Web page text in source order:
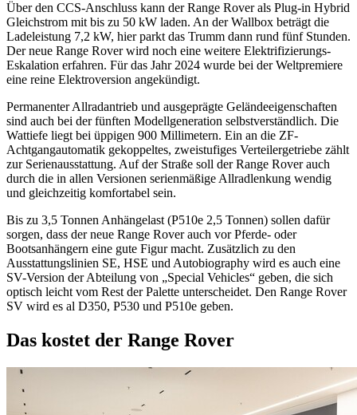
Über den CCS-Anschluss kann der Range Rover als Plug-in Hybrid
Gleichstrom mit bis zu 50 kW laden. An der Wallbox beträgt die
Ladeleistung 7,2 kW, hier parkt das Trumm dann rund fünf Stunden.
Der neue Range Rover wird noch eine weitere Elektrifizierungs-
Eskalation erfahren. Für das Jahr 2024 wurde bei der Weltpremiere
eine reine Elektroversion angekündigt.
Permanenter Allradantrieb und ausgeprägte Geländeeigenschaften
sind auch bei der fünften Modellgeneration selbstverständlich. Die
Wattiefe liegt bei üppigen 900 Millimetern. Ein an die ZF-
Achtgangautomatik gekoppeltes, zweistufiges Verteilergetriebe zählt
zur Serienausstattung. Auf der Straße soll der Range Rover auch
durch die in allen Versionen serienmäßige Allradlenkung wendig
und gleichzeitig komfortabel sein.
Bis zu 3,5 Tonnen Anhängelast (P510e 2,5 Tonnen) sollen dafür
sorgen, dass der neue Range Rover auch vor Pferde- oder
Bootsanhängern eine gute Figur macht. Zusätzlich zu den
Ausstattungslinien SE, HSE und Autobiography wird es auch eine
SV-Version der Abteilung von „Special Vehicles“ geben, die sich
optisch leicht vom Rest der Palette unterscheidet. Den Range Rover
SV wird es al D350, P530 und P510e geben.
Das kostet der Range Rover